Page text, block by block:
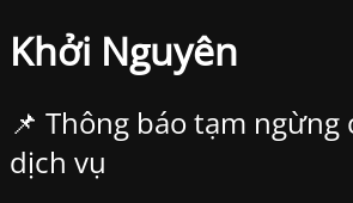
Khởi Nguyên
📌 Thông báo tạm ngừng
dịch vụ